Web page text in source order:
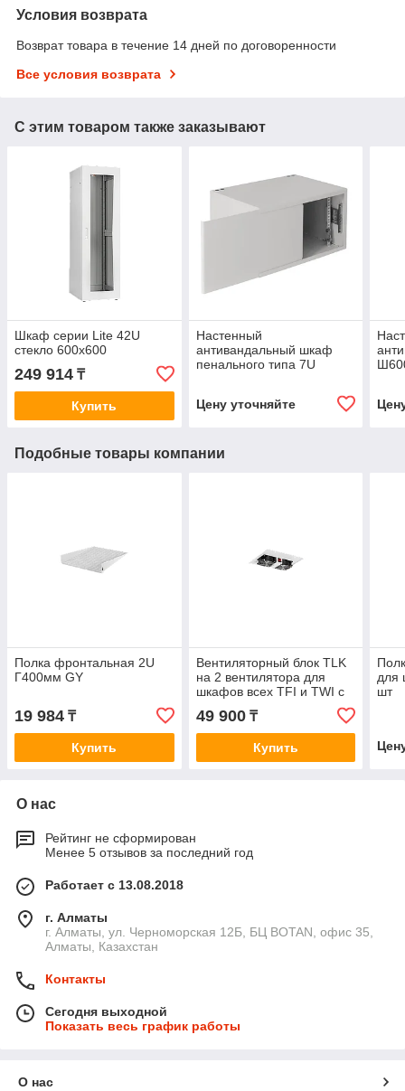
Условия возврата
Возврат товара в течение 14 дней по договоренности
Все условия возврата
С этим товаром также заказывают
Шкаф серии Lite 42U
стекло 600х600
249 914 ₸
Купить
Настенный
антивандальный шкаф
пенального типа 7U
Цену уточняйте
Подобные товары компании
Полка фронтальная 2U
Г400мм GY
19 984 ₸
Купить
Вентиляторный блок TLK
на 2 вентилятора для
шкафов всех TFI и TWI с
глубинами 450 и 600мм,
GY, шт
49 900₸
Купить
для
шт
О нас
Рейтинг не сформирован
Менее 5 отзывов за последний год
Работает с 13.08.2018
г. Алматы
г. Алматы, ул. Черноморская 12Б, БЦ BOTAN, офис 35,
Алматы, Казахстан
Контакты
Сегодня выходной
Показать весь график работы
О нас